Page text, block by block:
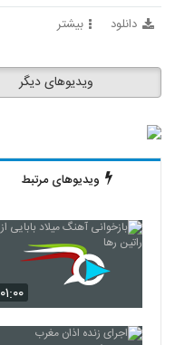
دانلود بیشتر
ویدیوهای دیگر
ویدیوهای مرتبط
۰۱:۰۰